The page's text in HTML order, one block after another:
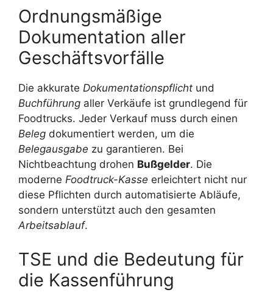
Ordnungsmäßige
Dokumentation aller
Geschäftsvorfälle
Die akkurate Dokumentationspflicht und
Buchführung aller Verkäufe ist grundlegend für
Foodtrucks. Jeder Verkauf muss durch einen
Beleg dokumentiert werden, um die
Belegausgabe zu garantieren. Bei
Nichtbeachtung drohen Bußgelder. Die
moderne Foodtruck-Kasse erleichtert nicht nur
diese Pflichten durch automatisierte Abläufe,
sondern unterstützt auch den gesamten
Arbeitsablauf.
TSE und die Bedeutung für
die Kassenführung